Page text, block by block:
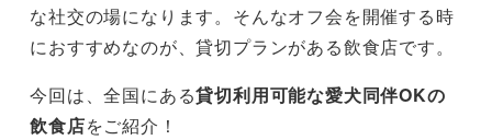
【兵庫】BREAD FLAVOR（神戸市）
まとめ
な社交の場になります。そんなオフ会を開催する時
におすすめなのが、貸切プランがある飲食店です。
今回は、全国にある貸切利用可能な愛犬同伴OKの
飲食店をご紹介！